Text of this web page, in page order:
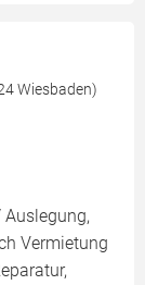
Wiesbaden)
Vermietung